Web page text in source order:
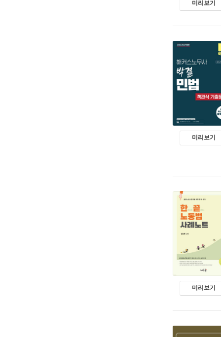
미리보기
미리보기
미리보기